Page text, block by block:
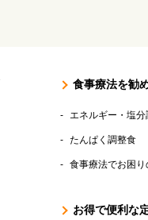
食事療法を勧
エネルギー・塩分
たんぱく調整食
食事療法でお困
お得で便利な